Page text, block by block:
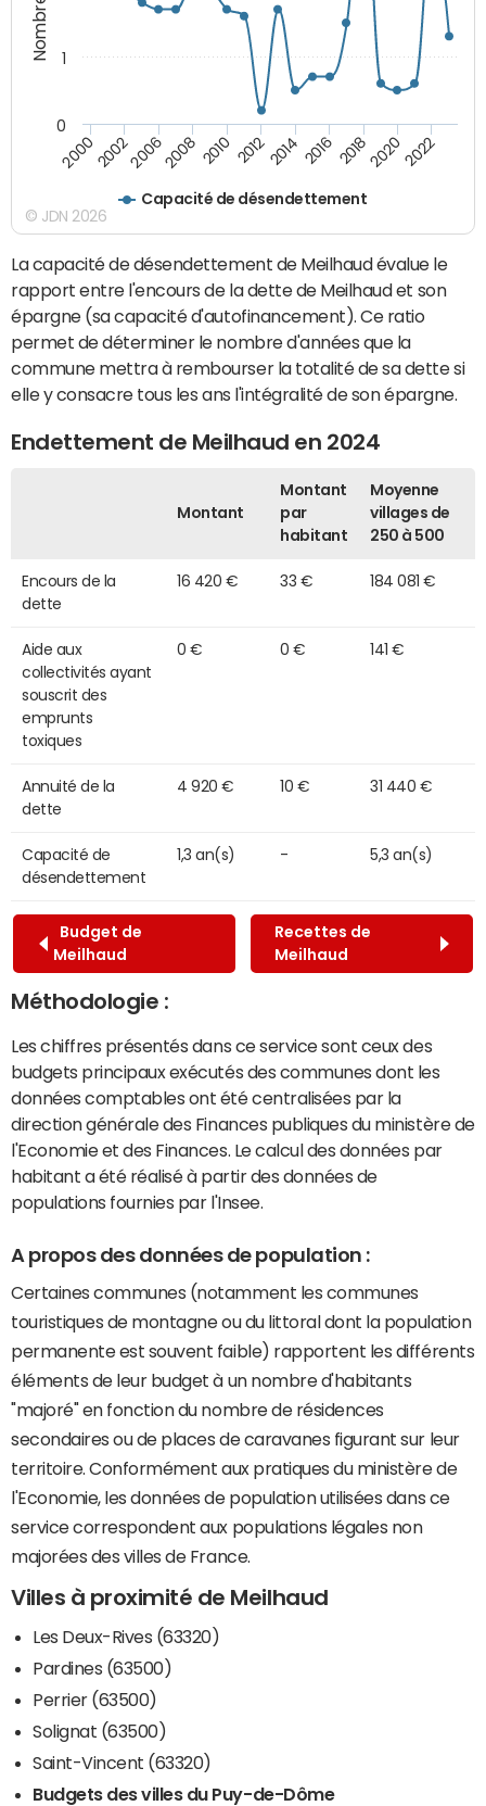
Capacité de désendettement
2000200220062008 2010 20122014 2016 201820202022
0
1
© JDN 2026
La capacité de désendettement de Meilhaud évalue le
rapport entre l'encours de la dette de Meilhaud et son
épargne (sa capacité d'autofinancement). Ce ratio
permet de déterminer le nombre d'années que la
commune mettra à rembourser la totalité de sa dette si
elle y consacre tous les ans l'intégralité de son épargne.
Endettement de Meilhaud en 2024
Montant
Montant
par
habitant
Moyenne
villages de
250 à 500
Encours de la
dette
16 420 € 33 € 184 081 €
Aide aux
collectivités ayant
souscrit des
emprunts
toxiques
0 € 0 € 141 €
Annuité de la
dette
4 920 € 10 € 31 440 €
Capacité de
désendettement
1,3 an(s) - 5,3 an(s)
Budget de
Meilhaud
Recettes de
Meilhaud
Méthodologie :
Les chiffres présentés dans ce service sont ceux des
budgets principaux exécutés des communes dont les
données comptables ont été centralisées par la
direction générale des Finances publiques du ministère de
l'Economie et des Finances. Le calcul des données par
habitant a été réalisé à partir des données de
populations fournies par l'Insee.
A propos des données de population :
Certaines communes (notamment les communes
touristiques de montagne ou du littoral dont la population
permanente est souvent faible) rapportent les différents
éléments de leur budget à un nombre d'habitants
"majoré" en fonction du nombre de résidences
secondaires ou de places de caravanes figurant sur leur
territoire. Conformément aux pratiques du ministère de
l'Economie, les données de population utilisées dans ce
service correspondent aux populations légales non
majorées des villes de France.
Villes à proximité de Meilhaud
Les Deux-Rives (63320)
Pardines (63500)
Perrier (63500)
Solignat (63500)
Saint-Vincent (63320)
Budgets des villes du Puy-de-Dôme